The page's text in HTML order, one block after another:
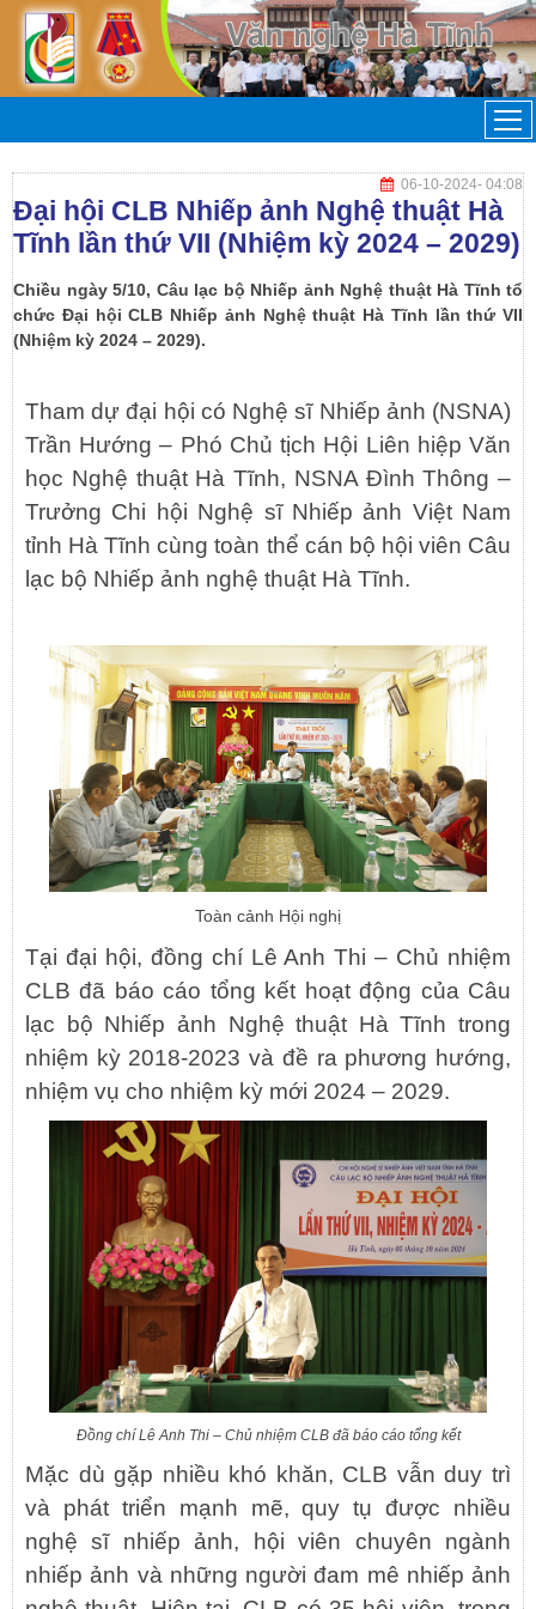
06-10-2024- 04:08
Đại hội CLB Nhiếp ảnh Nghệ thuật Hà
Tĩnh lần thứ VII (Nhiệm kỳ 2024 – 2029)
Chiều ngày 5/10, Câu lạc bộ Nhiếp ảnh Nghệ thuật Hà Tĩnh tổ
chức Đại hội CLB Nhiếp ảnh Nghệ thuật Hà Tĩnh lần thứ VII
(Nhiệm kỳ 2024 – 2029).
Tham dự đại hội có Nghệ sĩ Nhiếp ảnh (NSNA)
Trần Hướng – Phó Chủ tịch Hội Liên hiệp Văn
học Nghệ thuật Hà Tĩnh, NSNA Đình Thông –
Trưởng Chi hội Nghệ sĩ Nhiếp ảnh Việt Nam
tỉnh Hà Tĩnh cùng toàn thể cán bộ hội viên Câu
lạc bộ Nhiếp ảnh nghệ thuật Hà Tĩnh.
Toàn cảnh Hội nghị
Tại đại hội, đồng chí Lê Anh Thi – Chủ nhiệm
CLB đã báo cáo tổng kết hoạt động của Câu
lạc bộ Nhiếp ảnh Nghệ thuật Hà Tĩnh trong
nhiệm kỳ 2018-2023 và đề ra phương hướng,
nhiệm vụ cho nhiệm kỳ mới 2024 – 2029.
Đồng chí Lê Anh Thi – Chủ nhiệm CLB đã báo cáo tổng kết
Mặc dù gặp nhiều khó khăn, CLB vẫn duy trì
và phát triển mạnh mẽ, quy tụ được nhiều
nghệ sĩ nhiếp ảnh, hội viên chuyên ngành
nhiếp ảnh và những người đam mê nhiếp ảnh